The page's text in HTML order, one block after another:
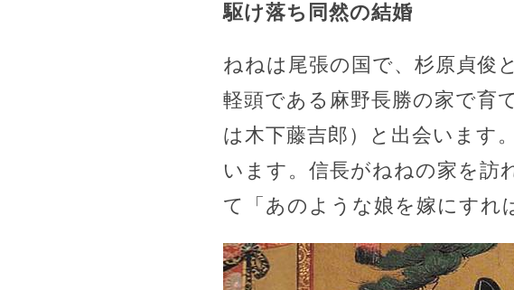
駆け落ち同然の結婚
ねねは尾張の国で、杉原貞俊
軽頭である麻野長勝の家で育
は木下藤吉郎）と出会います
います。信長がねねの家を訪
て「あのような娘を嫁にすれ